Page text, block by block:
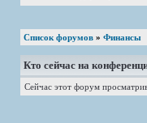
Список форумов » Финансы
Кто сейчас на
Сейчас этот форум